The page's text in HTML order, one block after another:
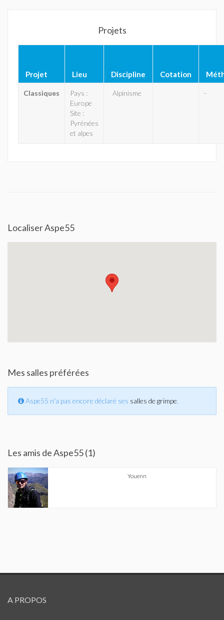
Projets
Projet Lieu Discipline Cotation
Classiques
Pays :
Europe
Site :
Pyrénées
et alpes
Alpinisme -
Localiser Aspe55
Mes salles préférées
Aspe55 n'a pas encore déclaré ses salles de grimpe.
Les amis de Aspe55 (1)
Youenn
A PROPOS